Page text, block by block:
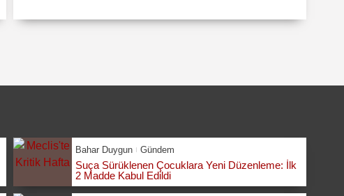
Bahar Duygun Gündem
Suça Sürüklenen Çocuklara Yeni Düzenleme: İlk
2 Madde Kabul Edildi